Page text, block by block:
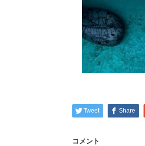
Tweet Share
コメント